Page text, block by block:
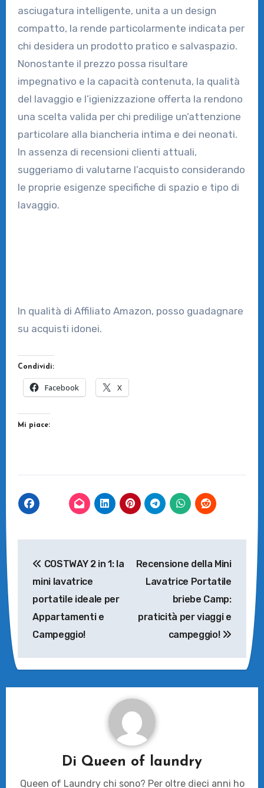
asciugatura intelligente, unita a un design
compatto, la rende particolarmente indicata per
chi desidera un prodotto pratico e salvaspazio.
Nonostante il prezzo possa risultare
impegnativo e la capacità contenuta, la qualità
del lavaggio e l’igienizzazione offerta la rendono
una scelta valida per chi predilige un’attenzione
particolare alla biancheria intima e dei neonati.
In assenza di recensioni clienti attuali,
suggeriamo di valutarne l’acquisto considerando
le proprie esigenze specifiche di spazio e tipo di
lavaggio.
In qualità di Affiliato Amazon, posso guadagnare
su acquisti idonei.
Condividi:
Facebook X
Mi piace:
articoli
COSTWAY 2 in 1: la
mini lavatrice
portatile ideale per
Appartamenti e
Campeggio!
Recensione della Mini
Lavatrice Portatile
briebe Camp:
praticità per viaggi e
campeggio!
Di Queen of laundry
Queen of Laundry chi sono? Per oltre dieci anni ho